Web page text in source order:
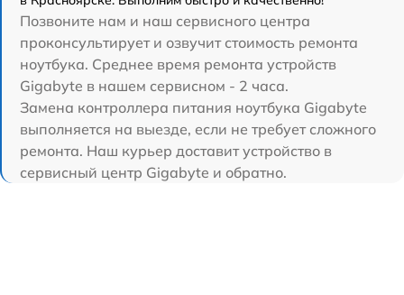
Позвоните нам и наш сервисного центра
проконсультирует и озвучит стоимость ремонта
ноутбука. Среднее время ремонта устройств
Gigabyte в нашем сервисном - 2 часа.
Замена контроллера питания ноутбука Gigabyte
выполняется на выезде, если не требует сложного
ремонта. Наш курьер доставит устройство в
сервисный центр Gigabyte и обратно.